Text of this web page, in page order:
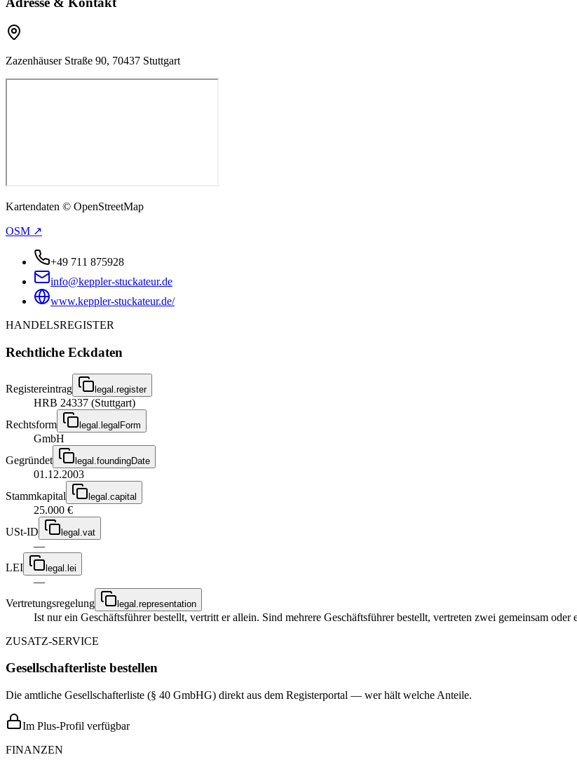
Zazenhäuser Straße 90, 70437 Stuttgart
Kartendaten © OpenStreetMap
OSM ↗
+49 711 875928
info@keppler-stuckateur.de
www.keppler-stuckateur.de/
HANDELSREGISTER
Rechtliche Eckdaten
Registereintrag legal.register
HRB 24337 (Stuttgart)
Rechtsform
legal.legalForm
GmbH
Gegründet
legal.foundingDate
01.12.2003
Stammkapital
legal.capital
25.000 €
USt-ID
legal.vat
—
LEI
legal.lei
—
Vertretungsregelung
legal.representation
Ist nur ein Geschäftsführer bestellt, vertritt er allein. Sind mehrere Geschäftsführer bestellt, vertreten zwei gemeinsam
ZUSATZ-SERVICE
Gesellschafterliste bestellen
Die amtliche Gesellschafterliste (§ 40 GmbHG) direkt aus dem Registerportal — wer hält welche Anteile.
Im Plus-Profil verfügbar
FINANZEN